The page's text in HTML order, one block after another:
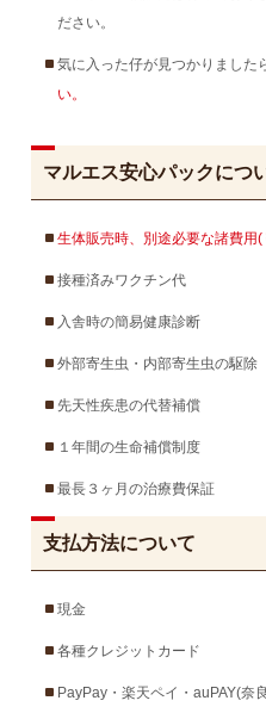
ださい。
気に入った仔が見つかりました
い。
マルエス安心パックにつ
生体販売時、別途必要な諸費用
接種済みワクチン代
入舎時の簡易健康診断
外部寄生虫・内部寄生虫の駆除
先天性疾患の代替補償
１年間の生命補償制度
最長３ヶ月の治療費保証
支払方法について
現金
各種クレジットカード
PayPay・楽天ペイ・auPAY(奈